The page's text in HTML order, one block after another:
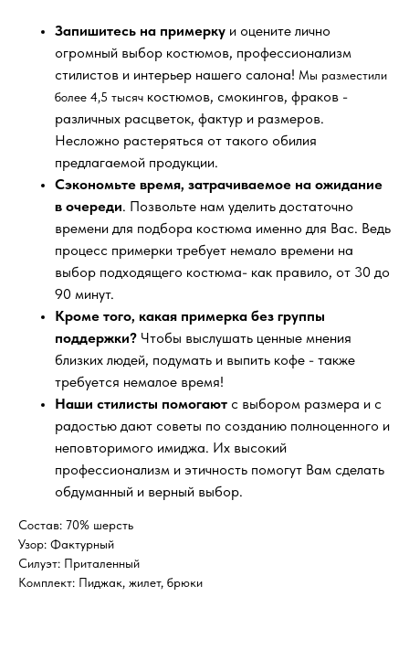
Запишитесь на примерку и оцените лично
огромный выбор костюмов, профессионализм
стилистов и интерьер нашего салона! Мы разместили
более 4,5 тысяч костюмов, смокингов, фраков -
различных расцветок, фактур и размеров.
Несложно растеряться от такого обилия
предлагаемой продукции.
Сэкономьте время, затрачиваемое на ожидание
в очереди. Позвольте нам уделить достаточно
времени для подбора костюма именно для Вас. Ведь
процесс примерки требует немало времени на
выбор подходящего костюма- как правило, от 30 до
90 минут.
Кроме того, какая примерка без группы
поддержки? Чтобы выслушать ценные мнения
близких людей, подумать и выпить кофе - также
требуется немалое время!
Наши стилисты помогают с выбором размера и с
радостью дают советы по созданию полноценного и
неповторимого имиджа. Их высокий
профессионализм и этичность помогут Вам сделать
обдуманный и верный выбор.
Состав: 70% шерсть
Узор: Фактурный
Силуэт: Приталенный
Комплект: Пиджак, жилет, брюки